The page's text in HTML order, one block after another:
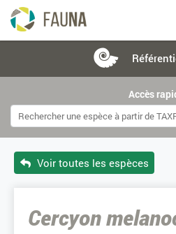
Accès
Voir toutes les espèces
Cercyon